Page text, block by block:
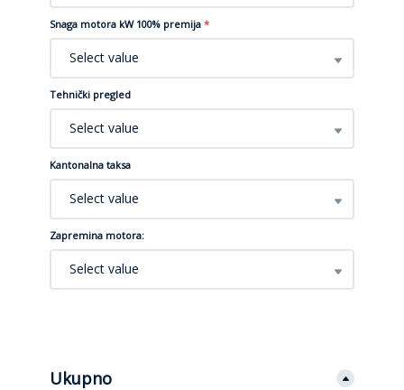
Snaga motora kW 100% premija *
Select value
Tehnički pregled
Select value
Kantonalna taksa
Select value
Zapremina motora:
Select value
Ukupno